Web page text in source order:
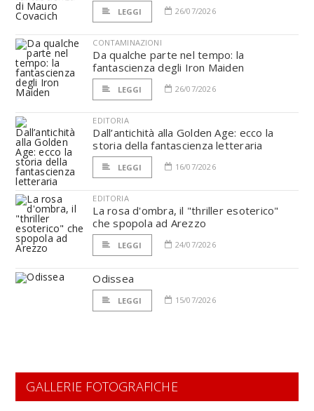
LEGGI 26/07/2026
CONTAMINAZIONI
Da qualche parte nel tempo: la
fantascienza degli Iron Maiden
LEGGI 26/07/2026
EDITORIA
Dall’antichità alla Golden Age: ecco la
storia della fantascienza letteraria
LEGGI 16/07/2026
EDITORIA
La rosa d'ombra, il "thriller esoterico"
che spopola ad Arezzo
LEGGI 24/07/2026
Odissea
LEGGI 15/07/2026
GALLERIE FOTOGRAFICHE